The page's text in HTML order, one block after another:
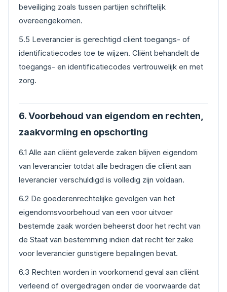
beveiliging zoals tussen partijen schriftelijk
overeengekomen.
5.5 Leverancier is gerechtigd cliënt toegangs- of
identificatiecodes toe te wijzen. Cliënt behandelt de
toegangs- en identificatiecodes vertrouwelijk en met
zorg.
6. Voorbehoud van eigendom en rechten,
zaakvorming en opschorting
6.1 Alle aan cliënt geleverde zaken blijven eigendom
van leverancier totdat alle bedragen die cliënt aan
leverancier verschuldigd is volledig zijn voldaan.
6.2 De goederenrechtelijke gevolgen van het
eigendomsvoorbehoud van een voor uitvoer
bestemde zaak worden beheerst door het recht van
de Staat van bestemming indien dat recht ter zake
voor leverancier gunstigere bepalingen bevat.
6.3 Rechten worden in voorkomend geval aan cliënt
verleend of overgedragen onder de voorwaarde dat